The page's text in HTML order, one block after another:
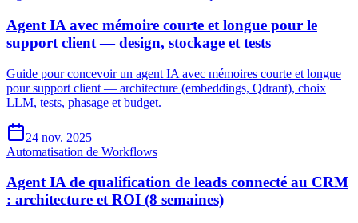
Agent IA avec mémoire courte et longue pour le
support client — design, stockage et tests
Guide pour concevoir un agent IA avec mémoires courte et longue
pour support client — architecture (embeddings, Qdrant), choix
LLM, tests, phasage et budget.
24 nov. 2025
Automatisation de Workflows
Agent IA de qualification de leads connecté au CRM
: architecture et ROI (8 semaines)